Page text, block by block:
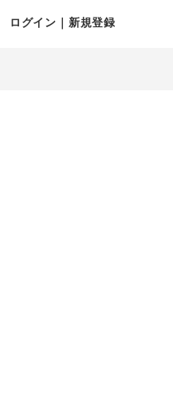
ログイン｜新規登録